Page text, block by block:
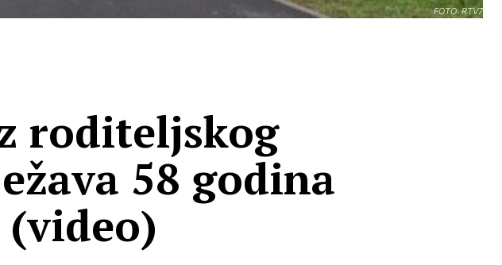
FOTO: RTV7
roditeljskog
58 godina